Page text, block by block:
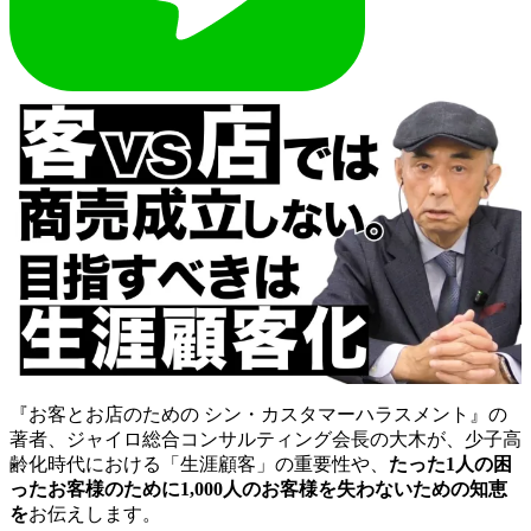
『お客とお店のための シン・カスタマーハラスメント』の
著者、ジャイロ総合コンサルティング会長の大木が、少子高
齢化時代における「生涯顧客」の重要性や、 たった1人の困
ったお客様のために1,000人のお客様を失わないための知恵
をお伝えします。